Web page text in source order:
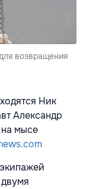
возвращения
Ник
Александр
мысе